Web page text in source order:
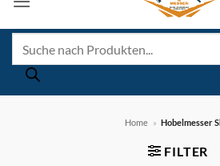
search
Home » Hobelmesser
FILTER